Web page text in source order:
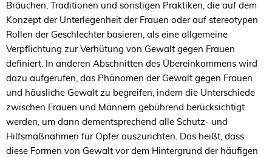
Bräuchen, Traditionen und sonstigen Praktiken, die auf dem
Konzept der Unterlegenheit der Frauen oder auf stereotypen
Rollen der Geschlechter basieren, als eine allgemeine
Verpflichtung zur Verhütung von Gewalt gegen Frauen
definiert. In anderen Abschnitten des Übereinkommens wird
dazu aufgerufen, das Phänomen der Gewalt gegen Frauen
und häusliche Gewalt zu begreifen, indem die Unterschiede
zwischen Frauen und Männern gebührend berücksichtigt
werden, um dann dementsprechend alle Schutz- und
Hilfsmaßnahmen für Opfer auszurichten. Das heißt, dass
diese Formen von Gewalt vor dem Hintergrund der häufigen